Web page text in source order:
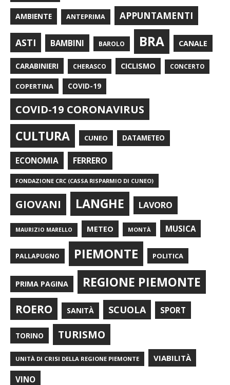
AMBIENTE ANTEPRIMA APPUNTAMENTI
ASTI BAMBINI BAROLO BRA CANALE
CARABINIERI CHERASCO CICLISMO CONCERTO
COPERTINA COVID-19
COVID-19 CORONAVIRUS
CULTURA CUNEO DATAMETEO
ECONOMIA FERRERO
FONDAZIONE CRC (CASSA RISPARMIO DI CUNEO)
GIOVANI LANGHE LAVORO
MAURIZIO MARELLO METEO MONTÀ MUSICA
PALLAPUGNO PIEMONTE POLITICA
PRIMA PAGINA REGIONE PIEMONTE
ROERO SANITÀ SCUOLA SPORT
TORINO TURISMO
UNITÀ DI CRISI DELLA REGIONE PIEMONTE VIABILITÀ
VINO